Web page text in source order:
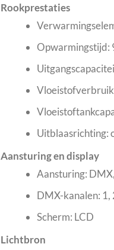
Rookprestaties
Opwarmingstijd:
Uitblaasrichting:
Aansturing en display
Aansturing:
DMX-kanalen: 1,
Scherm: LCD
Lichtbron